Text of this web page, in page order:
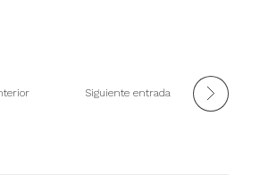
Siguiente entrada